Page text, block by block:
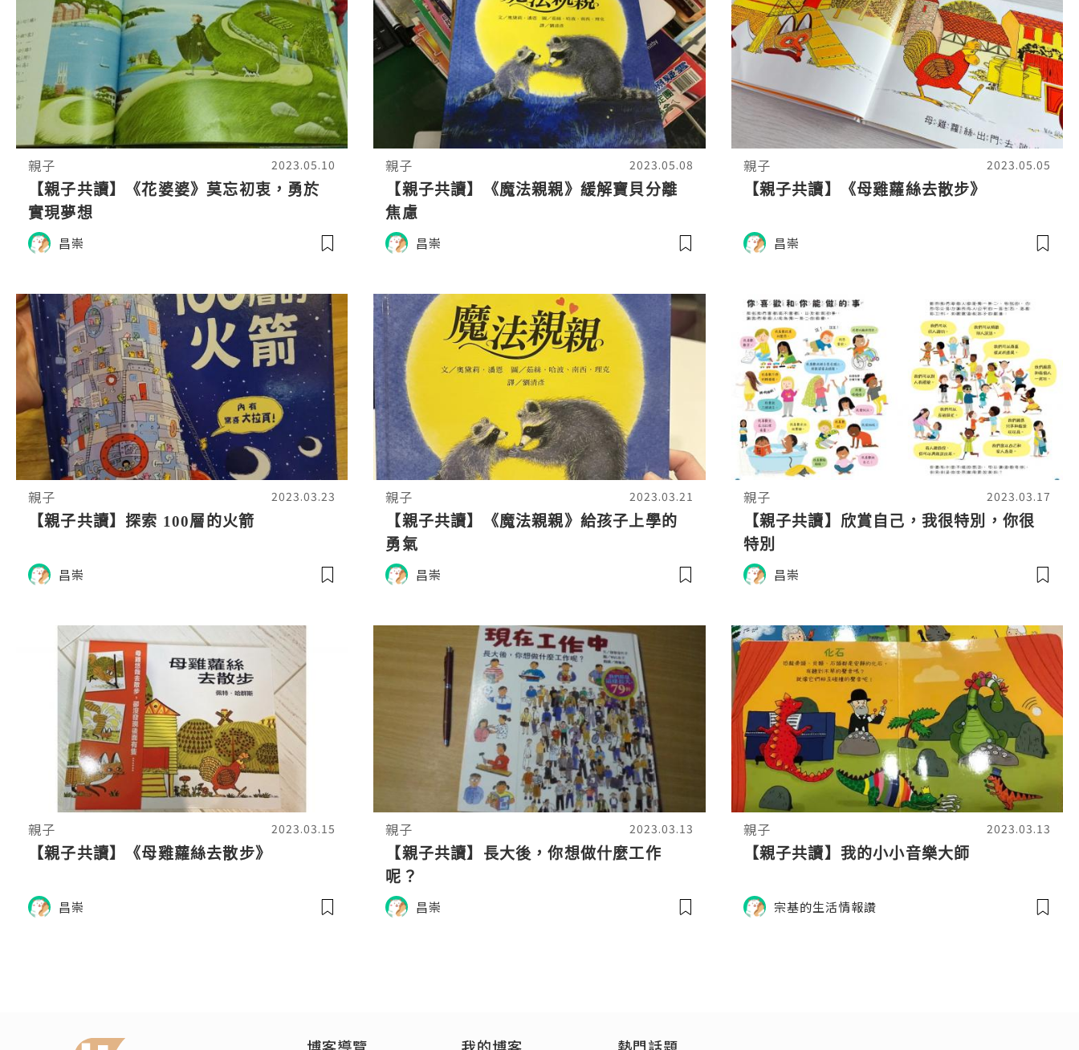
親子 2023.05.10
【親子共讀】《花婆婆》莫忘初衷，勇於
實現夢想
昌崇
親子 2023.05.08
【親子共讀】《魔法親親》緩解寶貝分離
焦慮
昌崇
親子 2023.05.05
【親子共讀】《母雞蘿絲去散步》
昌崇
親子 2023.03.23
【親子共讀】探索 100層的火箭
昌崇
親子 2023.03.21
【親子共讀】《魔法親親》給孩子上學的
勇氣
昌崇
親子 2023.03.17
【親子共讀】欣賞自己，我很特別，你很
特別
昌崇
親子 2023.03.15
【親子共讀】《母雞蘿絲去散步》
昌崇
親子 2023.03.13
【親子共讀】長大後，你想做什麼工作
呢？
昌崇
親子 2023.03.13
【親子共讀】我的小小音樂大師
宗基的生活情報讚